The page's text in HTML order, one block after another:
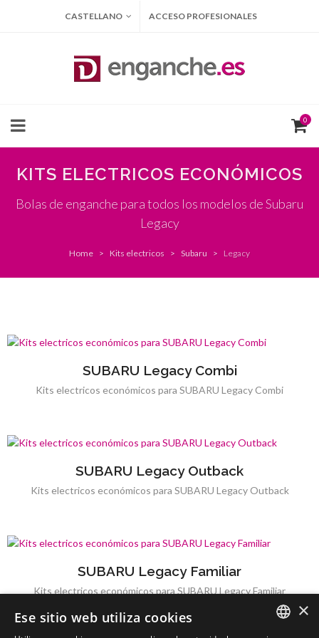
CASTELLANO ACCESO PROFESIONALES
0
KITS ELECTRICOS ECONÓMICOS
Bolas de enganche para todos los modelos de Subaru
Legacy
Home Kits electricos Subaru Legacy
SUBARU Legacy Combi
Kits electricos económicos para SUBARU Legacy Combi
SUBARU Legacy Outback
Kits electricos económicos para SUBARU Legacy Outback
SUBARU Legacy Familiar
Kits electricos económicos para SUBARU Legacy Familiar
×
Ese sitio web utiliza cookies